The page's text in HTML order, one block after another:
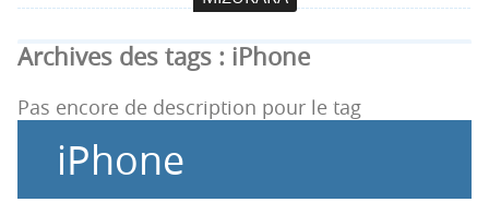
g
a
t
i
p
r
a
u
c
t
Archives des tags : iPhone
Pas encore de description pour le tag
iPhone